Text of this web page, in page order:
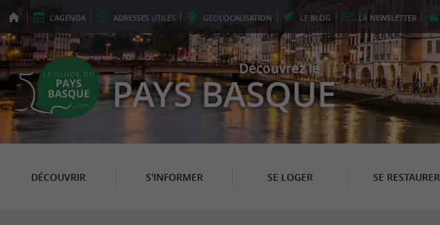
L'AGENDA ADRESSES UTILES GEOLOCALISATION LE BLOG LA NEWSLETTER
Découvrez le
PAYS BASQUE
DÉCOUVRIR S'INFORMER SE LOGER SE RESTAURER